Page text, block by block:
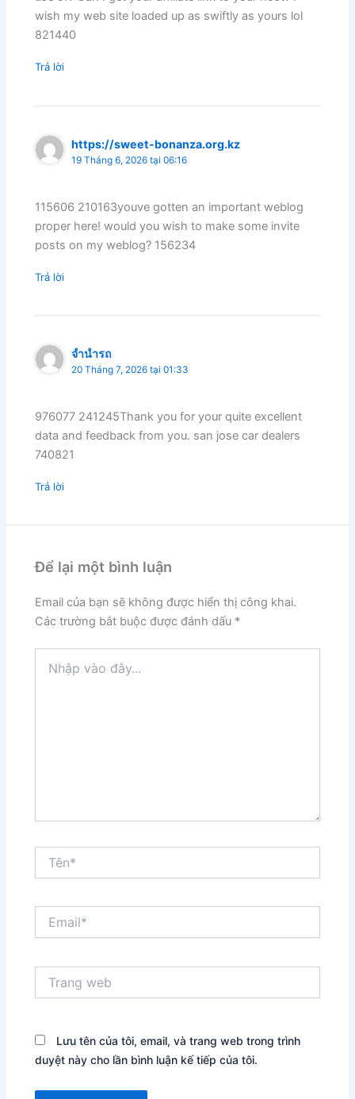
wish my web site loaded up as swiftly as yours lol
821440
Trả lời
https://sweet-bonanza.org.kz
19 Tháng 6, 2026 tại 06:16
115606 210163youve gotten an important weblog
proper here! would you wish to make some invite
posts on my weblog? 156234
Trả lời
จำนำรถ
20 Tháng 7, 2026 tại 01:33
976077 241245Thank you for your quite excellent
data and feedback from you. san jose car dealers
740821
Trả lời
Để lại một bình luận
Email của bạn sẽ không được hiển thị công khai.
Các trường bắt buộc được đánh dấu *
vào
web
Lưu tên của tôi, email, và trang web trong trình
duyệt này cho lần bình luận kế tiếp của tôi.